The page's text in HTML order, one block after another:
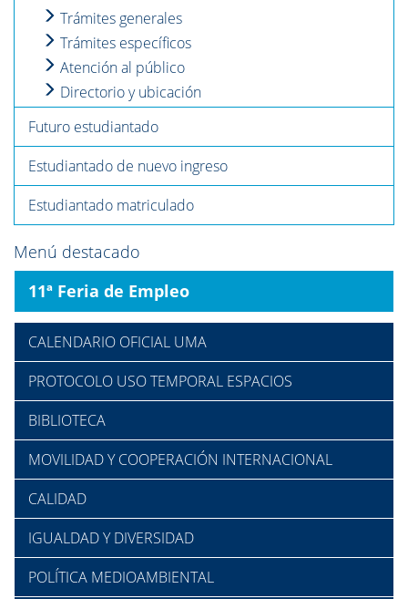
Trámites generales
Trámites específicos
Atención al público
Directorio y ubicación
Futuro estudiantado
Estudiantado de nuevo ingreso
Estudiantado matriculado
Menú destacado
11ª Feria de Empleo
CALENDARIO OFICIAL UMA
PROTOCOLO USO TEMPORAL ESPACIOS
BIBLIOTECA
MOVILIDAD Y COOPERACIÓN INTERNACIONAL
CALIDAD
IGUALDAD Y DIVERSIDAD
POLÍTICA MEDIOAMBIENTAL